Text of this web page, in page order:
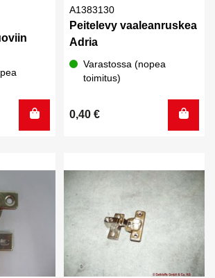
A1383130
Peitelevy vaaleanruskea
Adria
Varastossa (nopea
toimitus)
0,40 €